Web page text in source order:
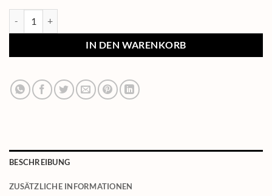
IN DEN WARENKORB
BESCHREIBUNG
ZUSÄTZLICHE INFORMATIONEN